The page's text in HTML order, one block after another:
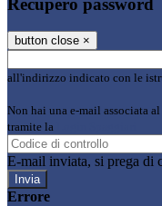
button close ×
all'indirizzo indicato con le
Non hai una e-mail associata
tramite la
E-mail inviata, si prega di
Errore